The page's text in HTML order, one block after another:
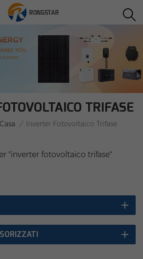
TRIFASE
Casa / Inverter Fotovoltaico Trifase
"inverter fotovoltaico trifase"